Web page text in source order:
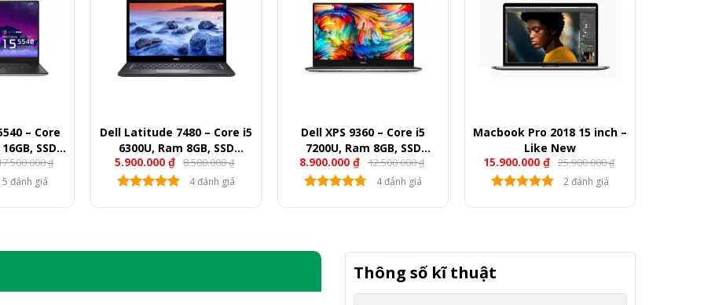
– Core
SSD
15.6″
₫
5 đánh giá
Dell Latitude 7480 – Core i5
6300U, Ram 8GB, SSD
256GB, 14″ FullHD
5.900.000₫ 8.500.000₫
4 đánh giá
Dell XPS 9360 – Core i5
7200U, Ram 8GB, SSD
256GB, 13.3″ FullHD
8.900.000 ₫ 12.500.000₫
4 đánh giá
Macbook Pro 2018 15 inch –
Like New
15.900.000 ₫ 25.900.000₫
2 đánh giá
Thông số kĩ thuật